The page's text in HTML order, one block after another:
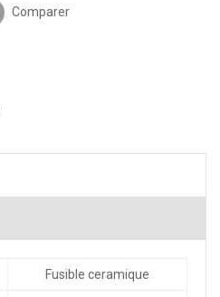
Comparer
Fusible ceramique